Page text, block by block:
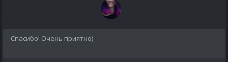
Спасибо! Очень приятно)